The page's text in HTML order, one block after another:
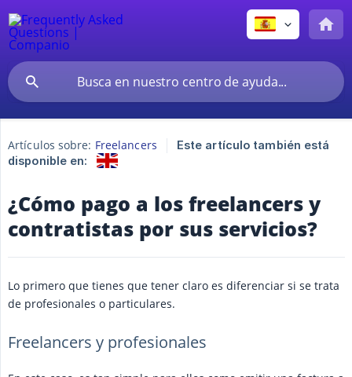
Artículos sobre: Freelancers
Este artículo también está
disponible en:
¿Cómo pago a los freelancers y
contratistas por sus servicios?
Lo primero que tienes que tener claro es diferenciar si se trata
de profesionales o particulares.
Freelancers y profesionales